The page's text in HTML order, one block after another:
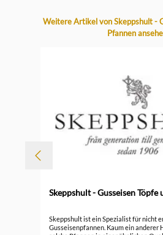
Produktgalerie überspringen
Weitere Artikel von Skeppshult -
Pfannen
Skeppshult - Gusseisen Töpfe
Skeppshult ist ein Spezialist für nicht
Gusseisenpfannen. Kaum ein anderer